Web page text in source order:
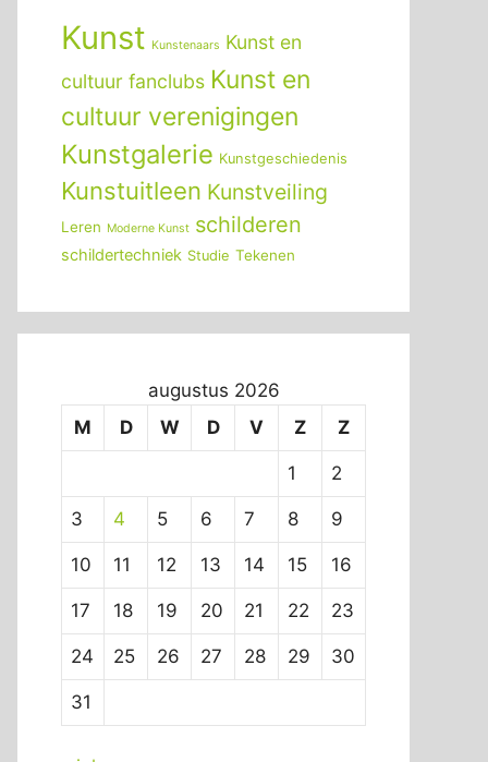
Kunst Kunstenaars Kunst en
cultuur fanclubs Kunst en
cultuur verenigingen
Kunstgalerie Kunstgeschiedenis
Kunstuitleen Kunstveiling
Leren Moderne Kunst schilderen
schildertechniek Studie Tekenen
augustus 2026
M
D W D V Z Z
1 2
3 4 5 6 7 8 9
10 11 12 13 14 15 16
17 18 19 20 21 22 23
24 25 26 27 28 29 30
31